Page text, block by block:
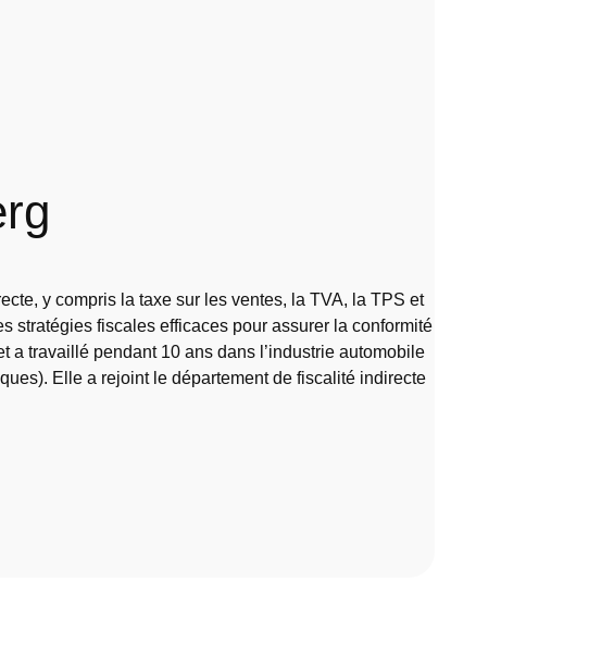
y compris la taxe sur les ventes, la TVA, la TPS et
stratégies fiscales efficaces pour assurer la conformité
travaillé pendant 10 ans dans l’industrie automobile
Elle a rejoint le département de fiscalité indirecte